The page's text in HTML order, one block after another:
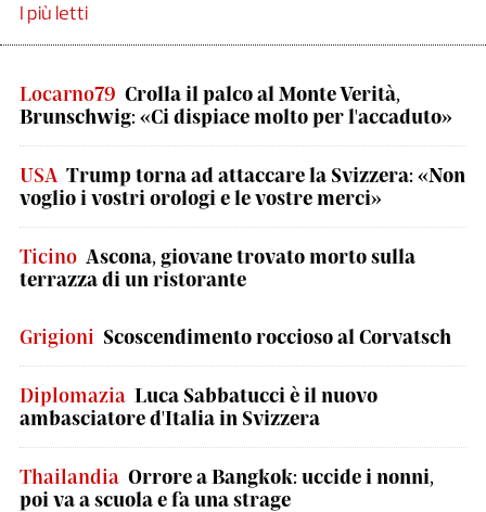
I più letti
Locarno79 Crolla il palco al Monte Verità,
Brunschwig: «Ci dispiace molto per l'accaduto»
USA Trump torna ad attaccare la Svizzera: «Non
voglio i vostri orologi e le vostre merci»
Ticino Ascona, giovane trovato morto sulla
terrazza di un ristorante
Grigioni Scoscendimento roccioso al Corvatsch
Diplomazia Luca Sabbatucci è il nuovo
ambasciatore d'Italia in Svizzera
Thailandia Orrore a Bangkok: uccide i nonni,
poi va a scuola e fa una strage